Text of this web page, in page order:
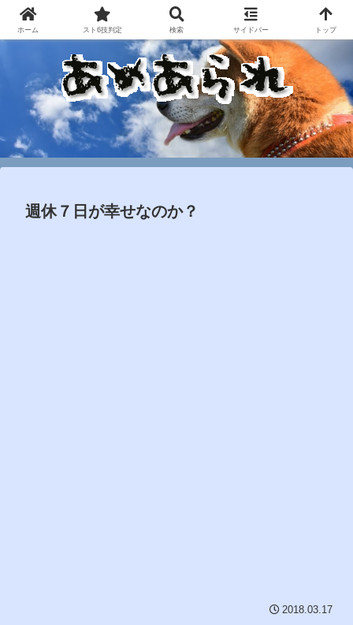
週休７日が幸せなのか？
2018.03.17
ホーム スト6技判定 検索 サイドバー トップ